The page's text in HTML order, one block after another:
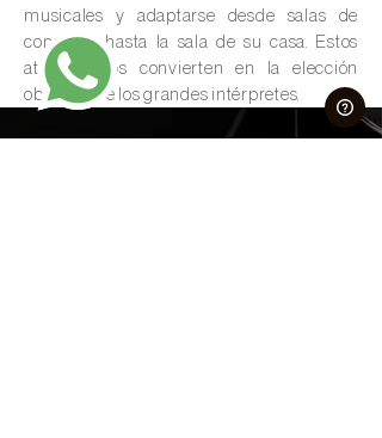
musicales y adaptarse desde salas de
concierto hasta la sala de su casa. Estos
atributos los convierten en la elección
obligada de los grandes intérpretes.